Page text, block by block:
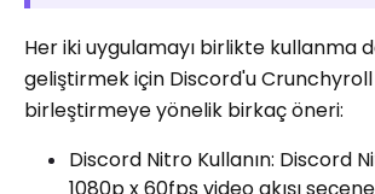
Her iki uygulamayı birlikte kullanma
geliştirmek için Discord'u
birleştirmeye yönelik birkaç öneri:
Discord Nitro Kullanın: Discord